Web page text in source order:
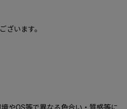
ざいます。